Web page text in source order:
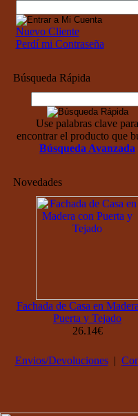
Nuevo Cliente
Perdí mi Contraseña
Búsqueda Rápida
Use palabras clave para
encontrar el producto que
Búsqueda Avanzada
Novedades
Fachada de Casa en
Puerta y Tejado
26.14€
Envios/Devoluciones|